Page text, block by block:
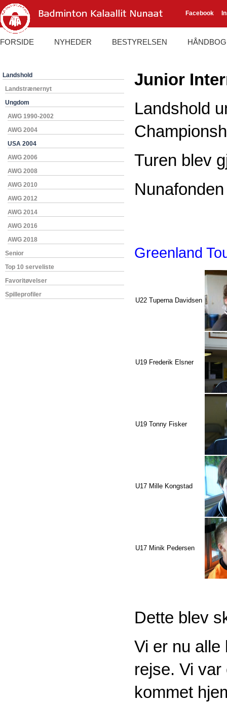
Facebook
FORSIDE NYHEDER BESTYRELSEN HÅNDBOG
Landshold
Landstrænernyt
Ungdom
AWG 1990-2002
AWG 2004
USA 2004
AWG 2006
AWG 2008
AWG 2010
AWG 2012
AWG 2014
AWG 2016
AWG 2018
Senior
Top 10 serveliste
Favoritøvelser
Spilleprofiler
Junior
Landshold
Turen blev
Nunafonden
Greenland
U22 Tuperna Davidsen
U19 Frederik Elsner
U19 Tonny Fisker
U17 Mille Kongstad
U17 Minik Pedersen
Dette blev
Vi er nu alle
rejse. Vi
kommet